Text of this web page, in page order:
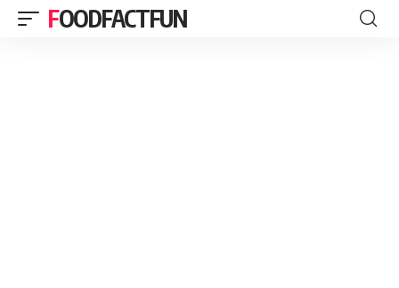
FOODFACTFUN